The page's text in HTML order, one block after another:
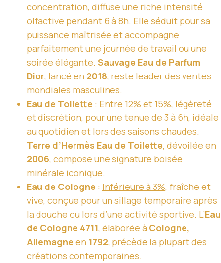
concentration, diffuse une riche intensité
olfactive pendant 6 à 8h. Elle séduit pour sa
puissance maîtrisée et accompagne
parfaitement une journée de travail ou une
soirée élégante. Sauvage Eau de Parfum
Dior, lancé en 2018, reste leader des ventes
mondiales masculines.
Eau de Toilette : Entre 12% et 15%, légèreté
et discrétion, pour une tenue de 3 à 6h, idéale
au quotidien et lors des saisons chaudes.
Terre d’Hermès Eau de Toilette, dévoilée en
2006, compose une signature boisée
minérale iconique.
Eau de Cologne : Inférieure à 3%, fraîche et
vive, conçue pour un sillage temporaire après
la douche ou lors d’une activité sportive. L’Eau
de Cologne 4711, élaborée à Cologne,
Allemagne en 1792, précède la plupart des
créations contemporaines.